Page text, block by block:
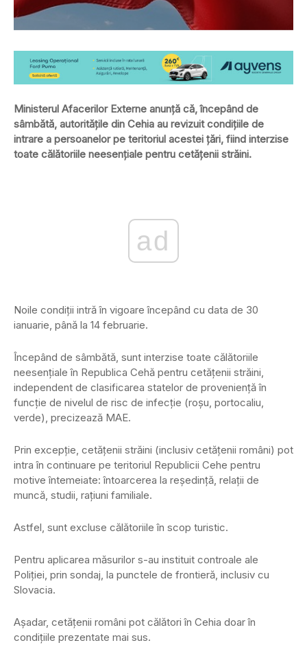
Ministerul Afacerilor Externe anunţă că, începând de
sâmbătă, autorităţile din Cehia au revizuit condiţiile de
intrare a persoanelor pe teritoriul acestei ţări, fiind interzise
toate călătoriile neesenţiale pentru cetăţenii străini.
ad
Noile condiţii intră în vigoare începând cu data de 30
ianuarie, până la 14 februarie.
Începând de sâmbătă, sunt interzise toate călătoriile
neesenţiale în Republica Cehă pentru cetăţenii străini,
independent de clasificarea statelor de provenienţă în
funcţie de nivelul de risc de infecţie (roşu, portocaliu,
verde), precizează MAE.
Prin excepţie, cetăţenii străini (inclusiv cetăţenii români) pot
intra în continuare pe teritoriul Republicii Cehe pentru
motive întemeiate: întoarcerea la reşedinţă, relaţii de
muncă, studii, raţiuni familiale.
Astfel, sunt excluse călătoriile în scop turistic.
Pentru aplicarea măsurilor s-au instituit controale ale
Poliţiei, prin sondaj, la punctele de frontieră, inclusiv cu
Slovacia.
Aşadar, cetăţenii români pot călători în Cehia doar în
condiţiile prezentate mai sus.